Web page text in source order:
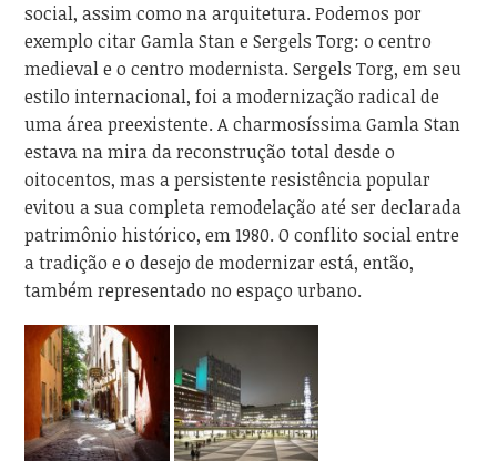
social, assim como na arquitetura. Podemos por
exemplo citar Gamla Stan e Sergels Torg: o centro
medieval e o centro modernista. Sergels Torg, em seu
estilo internacional, foi a modernização radical de
uma área preexistente. A charmosíssima Gamla Stan
estava na mira da reconstrução total desde o
oitocentos, mas a persistente resistência popular
evitou a sua completa remodelação até ser declarada
patrimônio histórico, em 1980. O conflito social entre
a tradição e o desejo de modernizar está, então,
também representado no espaço urbano.